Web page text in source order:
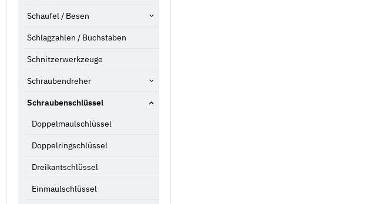
Schaufel / Besen
Schlagzahlen / Buchstaben
Schnitzerwerkzeuge
Schraubendreher
Schraubenschlüssel
Doppelmaulschlüssel
Doppelringschlüssel
Dreikantschlüssel
Einmaulschlüssel